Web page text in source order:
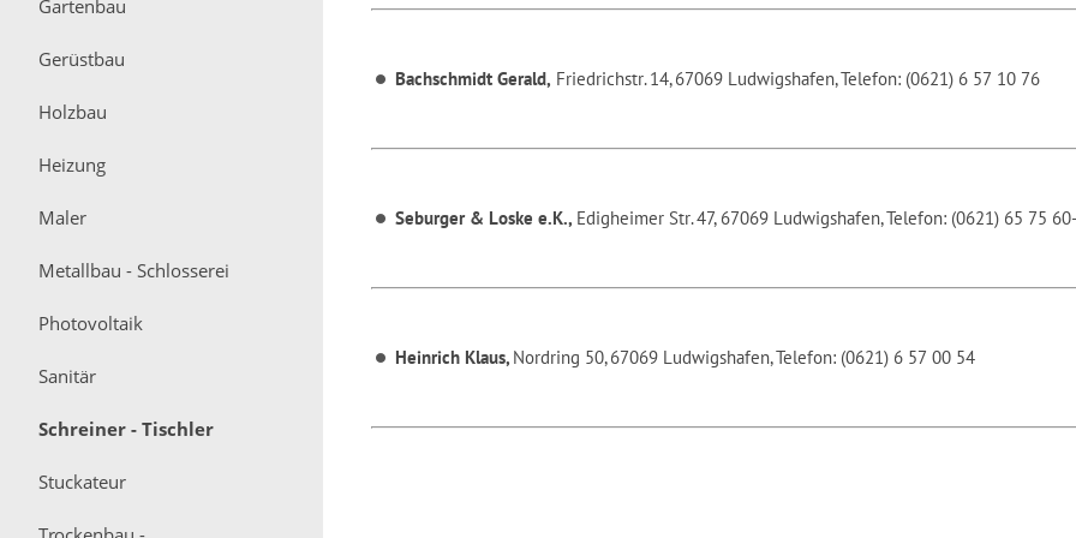
Gartenbau
Gerüstbau
Holzbau
Heizung
Maler
Metallbau - Schlosserei
Photovoltaik
Sanitär
Schreiner - Tischler
Stuckateur
Bachschmidt Gerald, Friedrichstr. 14, 67069 Ludwigshafen, Telefon: (0621) 6 57 10 76
Seburger & Loske e.K., Edigheimer Str. 47, 67069 Ludwigshafen, Telefon: (0621) 65 75
Heinrich Klaus, Nordring 50, 67069 Ludwigshafen, Telefon: (0621) 6 57 00 54